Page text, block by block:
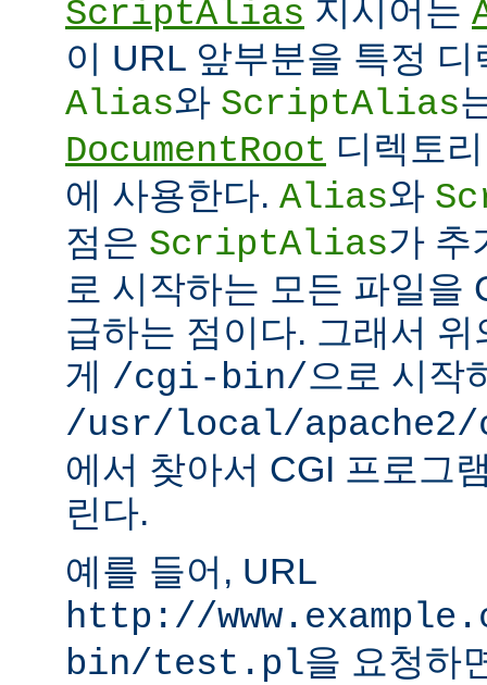
ScriptAlias 지시어는
이 URL 앞부분을 특정
Alias와 ScriptAlias
DocumentRoot 디렉토
에 사용한다. Alias와
점은 ScriptAlias가 추
로 시작하는 모든 파일을
급하는 점이다. 그래서
게 /cgi-bin/으로 시작
/usr/local/
에서 찾아서 CGI 프로그
린다.
예를 들어, URL
http://
bin/test.pl을 요청하